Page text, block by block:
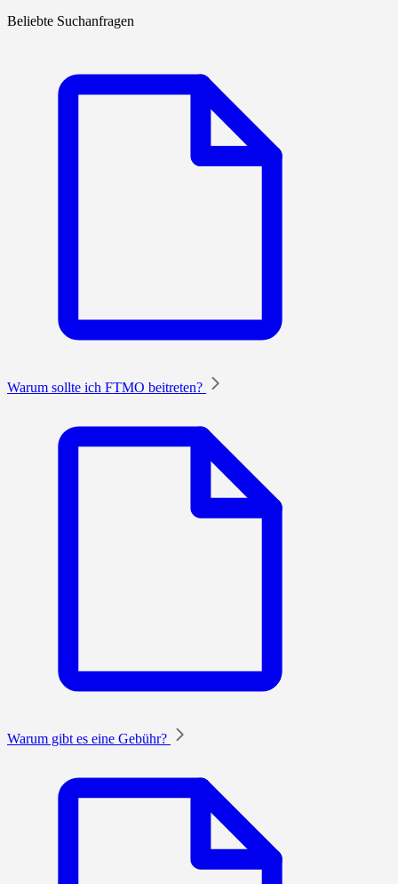
Beliebte Suchanfragen
Warum sollte ich FTMO beitreten?
Warum gibt es eine Gebühr?